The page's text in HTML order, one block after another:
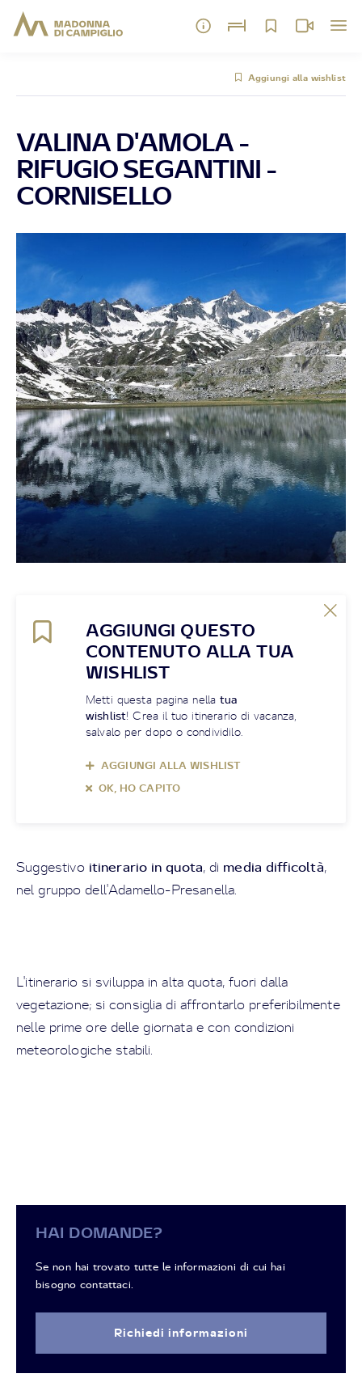
Aggiungi alla wishlist
VALINA D'AMOLA -
RIFUGIO SEGANTINI -
CORNISELLO
AGGIUNGI QUESTO
CONTENUTO ALLA TUA
WISHLIST
Metti questa pagina nellatua
wishlist! Crea il tuo itinerario di vacanza,
salvalo per dopo o condividilo.
AGGIUNGI ALLA WISHLIST
OK, HO CAPITO
Suggestivo itinerario in quota, di media difficoltà,
nel gruppo dell'Adamello-Presanella.
L'itinerario si sviluppa in alta quota, fuori dalla
vegetazione; si consiglia di affrontarlo preferibilmente
nelle prime ore delle giornata e con condizioni
meteorologiche stabili.
HAI DOMANDE?
Se non hai trovato tutte le informazioni di cui hai
bisogno contattaci.
Richiedi informazioni